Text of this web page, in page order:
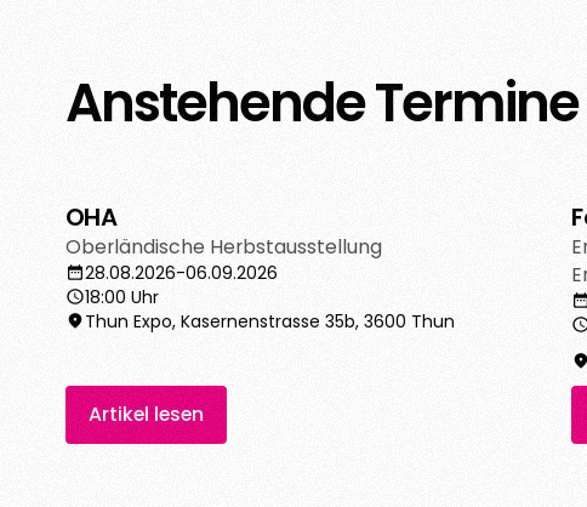
Anstehende Termine
OHA
Oberländische Herbstausstellung
28.08.2026-06.09.2026
18:00 Uhr
Thun Expo, Kasernenstrasse 35b, 3600 Thun
Artikel lesen